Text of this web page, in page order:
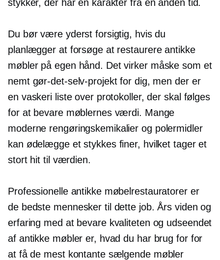
stykker, der har en karakter fra en anden tid.
Du bør være yderst forsigtig, hvis du
planlægger at forsøge at restaurere antikke
møbler på egen hånd. Det virker måske som et
nemt gør-det-selv-projekt for dig, men der er
en vaskeri liste over protokoller, der skal følges
for at bevare møblernes værdi. Mange
moderne rengøringskemikalier og polermidler
kan ødelægge et stykkes finer, hvilket tager et
stort hit til værdien.
Professionelle antikke møbelrestauratorer er
de bedste mennesker til dette job. Års viden og
erfaring med at bevare kvaliteten og udseendet
af antikke møbler er, hvad du har brug for for
at få de mest kontante sælgende møbler